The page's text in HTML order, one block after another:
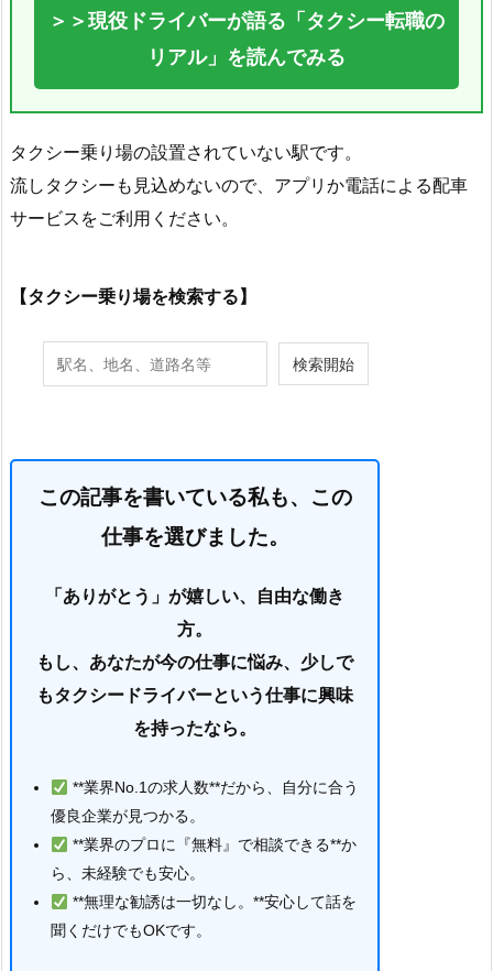
＞＞現役ドライバーが語る「タクシー転職の
リアル」を読んでみる
タクシー乗り場の設置されていない駅です。
流しタクシーも見込めないので、アプリか電話による配車
サービスをご利用ください。
【タクシー乗り場を検索する】
この記事を書いている私も、この
仕事を選びました。
「ありがとう」が嬉しい、自由な働き
方。
もし、あなたが今の仕事に悩み、少しで
もタクシードライバーという仕事に興味
を持ったなら。
**業界No.1の求人数**だから、自分に合う
優良企業が見つかる。
**業界のプロに『無料』で相談できる**か
ら、未経験でも安心。
**無理な勧誘は一切なし。**安心して話を
聞くだけでもOKです。